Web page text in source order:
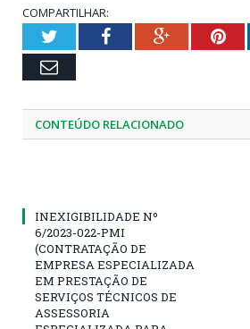
COMPARTILHAR:
TwitterFacebookGoogle+
Email
CONTEÚDO RELACIONADO
INEXIGIBILIDADE Nº
6/2023-022-PMI
(CONTRATAÇÃO DE
EMPRESA ESPECIALIZADA
EM PRESTAÇÃO DE
SERVIÇOS TÉCNICOS DE
ASSESSORIA